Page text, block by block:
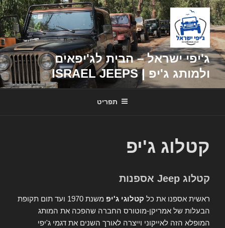
דילוג
לתוכן
ג'יפי ישראל – הבית לג'יפאים
ולמותג ג'יפ | ISRAEL JEEPS
תפריט
קטלוג ג'יפ
קטלוג Jeep אספנות
ראשית אספנו את כל קטלוגי ג'יפ
משנת 1970 ועד תום תקופת
הבעלות של אמריקן-מוטורס החברה שהפכה את המותג
המופלא הזה לאייקוני וייצרה לאורך השנים את דגמי ג'יפי